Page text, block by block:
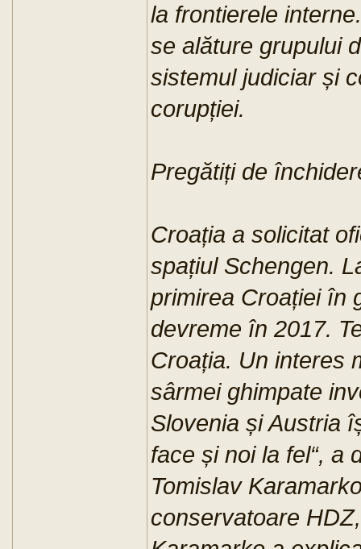
la frontierele
se alăture grupului
sistemul judiciar și
corupției.
Pregătiți de
Croația a solicitat
spațiul Schengen.
primirea Croației în
devreme în 2017.
Croația. Un interes
sârmei ghimpate
Slovenia și Austria
face și noi la fel“, a
Tomislav
conservatoare